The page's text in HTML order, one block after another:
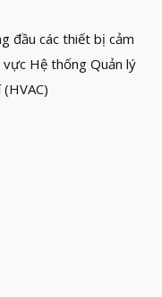
đầu các thiết bị cảm
Hệ thống Quản lý